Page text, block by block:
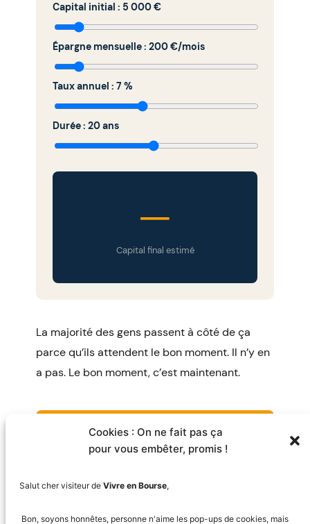
Cookies : On ne fait pas ça
pour vous embêter, promis !
Salut cher visiteur de Vivre en Bourse,
Bon, soyons honnêtes, personne n'aime les pop-ups de cookies, mais
Capital initial : 5 000 €
Épargne mensuelle : 200 €/mois
Taux annuel : 7 %
Durée : 20 ans
—
Capital final estimé
La majorité des gens passent à côté de ça
parce qu’ils attendent le bon moment. Il n’y en
a pas. Le bon moment, c’est maintenant.
Passer à l’étape 2 →